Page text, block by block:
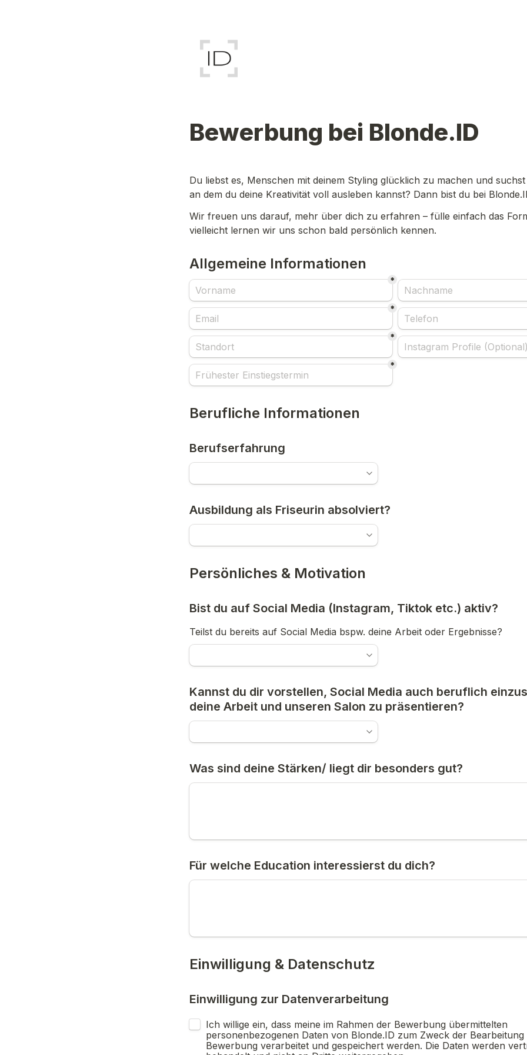
Bewerbung bei Blonde.ID
Du liebst es, Menschen mit deinem Styling glücklich zu machen und
an dem du deine Kreativität voll ausleben kannst? Dann bist du bei
Wir freuen uns darauf, mehr über dich zu erfahren – fülle einfach das
vielleicht lernen wir uns schon bald persönlich kennen.
Allgemeine Informationen
*
*
*
*
Berufliche Informationen
Berufserfahrung
Ausbildung als Friseurin absolviert?
Persönliches & Motivation
Bist du auf Social Media (Instagram, Tiktok etc.) aktiv?
Teilst du bereits auf Social Media bspw. deine Arbeit oder Ergebnisse?
Kannst du dir vorstellen, Social Media auch beruflich
deine Arbeit und unseren Salon zu präsentieren?
Was sind deine Stärken/ liegt dir besonders gut?
Für welche Education interessierst du dich?
Einwilligung & Datenschutz
Einwilligung zur Datenverarbeitung
Ich willige ein, dass meine im Rahmen der Bewerbung übermittelten
personenbezogenen Daten von Blonde.ID zum Zweck der Bearbeitung
Bewerbung verarbeitet und gespeichert werden. Die Daten werden